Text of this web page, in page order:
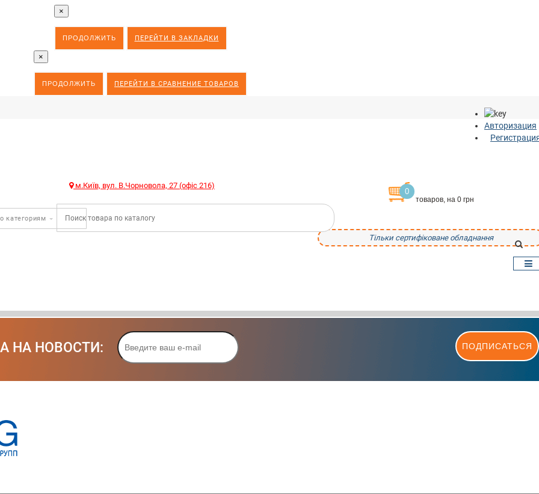
×
ПРОДОЛЖИТЬ ПЕРЕЙТИ В ЗАКЛАДКИ
×
ПРОДОЛЖИТЬ ПЕРЕЙТИ В СРАВНЕНИЕ ТОВАРОВ
Авторизация
м.Київ, вул. В.Чорновола, 27 (офіс 216)
0
товаров, на 0 грн
Тільки сертифіковане обладнання
НА НОВОСТИ: ПОДПИСАТЬСЯ